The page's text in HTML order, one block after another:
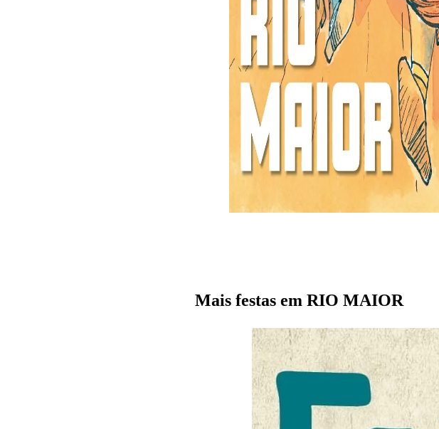
Mais festas em RIO MAIOR